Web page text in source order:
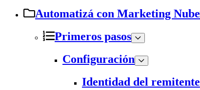
Automatizá con Marketing Nube
Primeros pasos
Configuración
Identidad del remitente